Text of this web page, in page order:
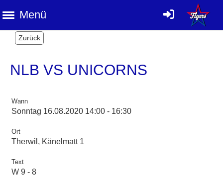
Menü
Zurück
NLB VS UNICORNS
Wann
Sonntag 16.08.2020 14:00 - 16:30
Ort
Therwil, Känelmatt 1
Text
W 9 - 8